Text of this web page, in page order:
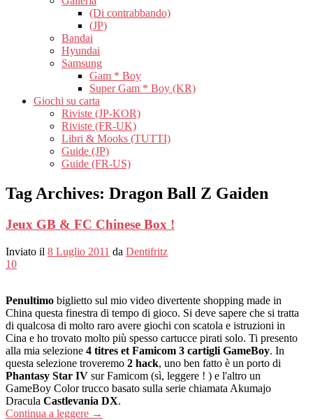
(Di contrabbando)
(JP)
Bandai
Hyundai
Samsung
Gam * Boy
Super Gam * Boy (KR)
Giochi su carta
Riviste (JP-KOR)
Riviste (FR-UK)
Libri & Mooks (TUTTI)
Guide (JP)
Guide (FR-US)
Tag Archives: Dragon Ball Z Gaiden
Jeux GB & FC Chinese Box !
Inviato il 8 Luglio 2011 da Dentifritz
10
Penultimo biglietto sul mio video divertente shopping made in
China questa finestra di tempo di gioco. Si deve sapere che si tratta
di qualcosa di molto raro avere giochi con scatola e istruzioni in
Cina e ho trovato molto più spesso cartucce pirati solo. Ti presento
alla mia selezione 4 titres et Famicom 3 cartigli GameBoy. In
questa selezione troveremo 2 hack, uno ben fatto è un porto di
Phantasy Star IV sur Famicom (sì, leggere ! ) e l'altro un
GameBoy Color trucco basato sulla serie chiamata Akumajo
Dracula Castlevania DX.
Continua a leggere →